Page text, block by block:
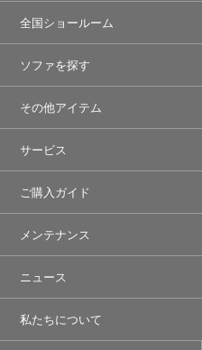
全国ショールーム
ソファを探す
その他アイテム
サービス
ご購入ガイド
メンテナンス
ニュース
私たちについて